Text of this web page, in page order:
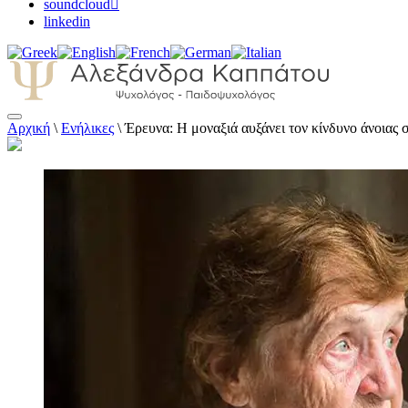
soundcloud
linkedin
Αλεξάνδρα Καππάτου Ψυχολόγος –
Αρχική \ Ενήλικες \Έρευνα: Η μοναξιά αυξάνει τον κίνδυνο άνοιας